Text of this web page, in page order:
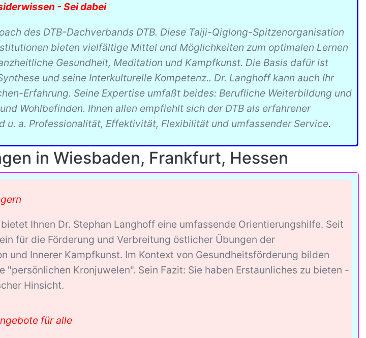
- Sei dabei
des DTB-Dachverbands DTB. Diese Taiji-Qiglong-Spitzenorganisation
bieten vielfältige Mittel und Möglichkeiten zum optimalen Lernen
Gesundheit, Meditation und Kampfkunst. Die Basis dafür ist
und seine Interkulturelle Kompetenz.. Dr. Langhoff kann auch Ihr
Erfahrung. Seine Expertise umfaßt beides: Berufliche Weiterbildung und
Wohlbefinden. Ihnen allen empfiehlt sich der DTB als erfahrener
u. a. Professionalität, Effektivität, Flexibilität und umfassender Service.
in Wiesbaden, Frankfurt, Hessen
Ihnen Dr. Stephan Langhoff eine umfassende Orientierungshilfe. Seit
für die Förderung und Verbreitung östlicher Übungen der
und Innerer Kampfkunst. Im Kontext von Gesundheitsförderung bilden
"persönlichen Kronjuwelen". Sein Fazit: Sie haben Erstaunliches zu bieten -
Hinsicht.
für alle